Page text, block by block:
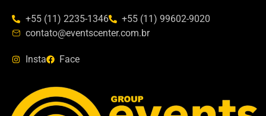
+55 (11) 2235-1346
+55 (11) 99602-9020
contato@eventscenter.com.br
Insta Face